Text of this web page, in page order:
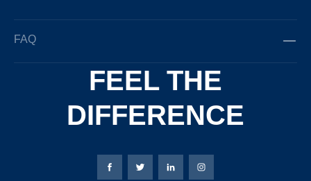
FAQ
FEEL THE
DIFFERENCE
Bierbaum-Proenen Facebook-pagina
Bierbaum-Proenen X-pagina
Bierbaum-Proenen
Bierbaum-Proenen